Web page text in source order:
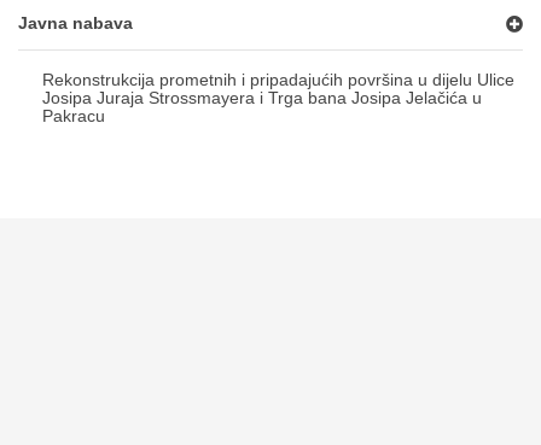
Javna nabava
Rekonstrukcija prometnih i pripadajućih površina u dijelu Ulice
Josipa Juraja Strossmayera i Trga bana Josipa Jelačića u
Pakracu